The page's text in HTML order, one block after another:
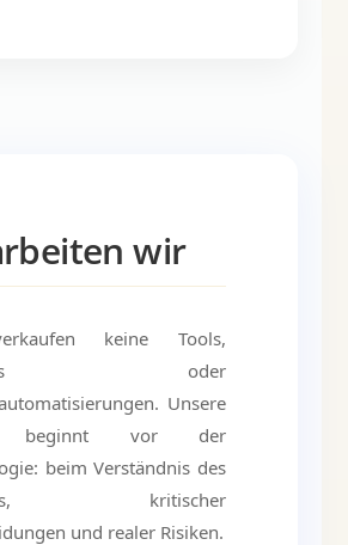
wir
keine Tools,
oder
Unsere
beginnt vor der
beim Verständnis des
kritischer
und realer Risiken.